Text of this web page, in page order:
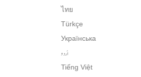
ไทย
Türkçe
Українська
اُردو
Tiếng Việt